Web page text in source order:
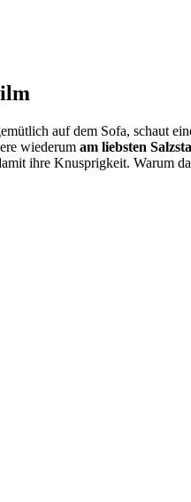
auf dem Sofa, schaut
wiederum am liebsten
ihre Knusprigkeit. Warum